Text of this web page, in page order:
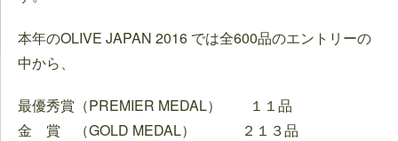
本年のOLIVE JAPAN 2016 では全600品のエントリーの
中から、
最優秀賞（PREMIER MEDAL） １１品
金 賞 （GOLD MEDAL） ２１３品